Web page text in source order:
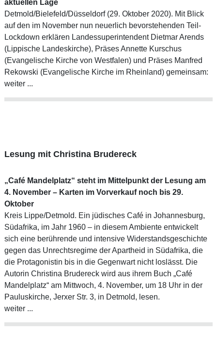
aktuellen Lage
Detmold/Bielefeld/Düsseldorf (29. Oktober 2020). Mit Blick
auf den im November nun neuerlich bevorstehenden Teil-
Lockdown erklären Landessuperintendent Dietmar Arends
(Lippische Landeskirche), Präses Annette Kurschus
(Evangelische Kirche von Westfalen) und Präses Manfred
Rekowski (Evangelische Kirche im Rheinland) gemeinsam:
weiter ...
Lesung mit Christina Brudereck
„Café Mandelplatz“ steht im Mittelpunkt der Lesung am
4. November – Karten im Vorverkauf noch bis 29.
Oktober
Kreis Lippe/Detmold. Ein jüdisches Café in Johannesburg,
Südafrika, im Jahr 1960 – in diesem Ambiente entwickelt
sich eine berührende und intensive Widerstandsgeschichte
gegen das Unrechtsregime der Apartheid in Südafrika, die
die Protagonistin bis in die Gegenwart nicht loslässt. Die
Autorin Christina Brudereck wird aus ihrem Buch „Café
Mandelplatz“ am Mittwoch, 4. November, um 18 Uhr in der
Pauluskirche, Jerxer Str. 3, in Detmold, lesen.
weiter ...